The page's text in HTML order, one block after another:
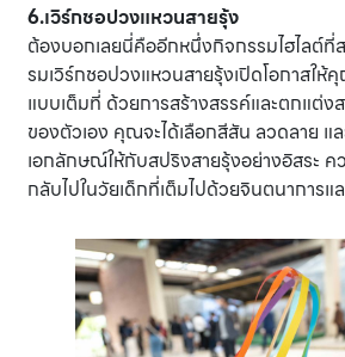
6.เวิร์กชอปวงแหวนสายรุ้ง
ต้องบอกเลยนี่คืออีกหนึ่งกิจกรรมไฮไลต์
รมเวิร์กชอปวงแหวนสายรุ้งเปิดโอกาสใ
แบบเต็มที่ ด้วยการสร้างสรรค์และตกแต่ง
ของตัวเอง คุณจะได้เลือกสีสัน ลวดลาย แ
เอกลักษณ์ให้กับสปริงสายรุ้งอย่างอิสระ ค
กลับไปในวัยเด็กที่เต็มไปด้วยจินตนาการ